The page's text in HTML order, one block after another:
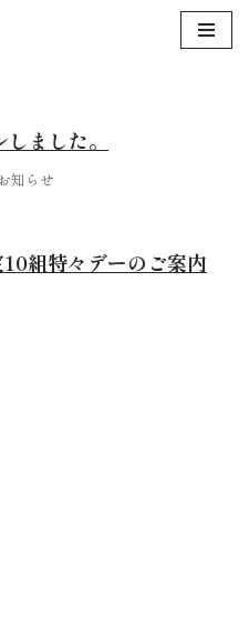
ました。
知らせ
組特々デーのご案内